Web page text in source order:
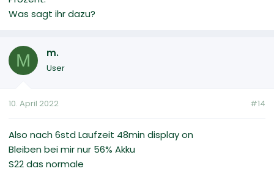
Was sagt ihr dazu?
M m.
User
10. April 2022 #14
Also nach 6std Laufzeit 48min display on
Bleiben bei mir nur 56% Akku
S22 das normale